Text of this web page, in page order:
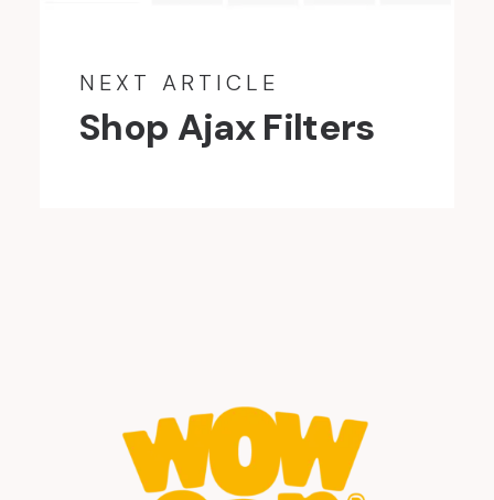
NEXT ARTICLE
Shop Ajax Filters